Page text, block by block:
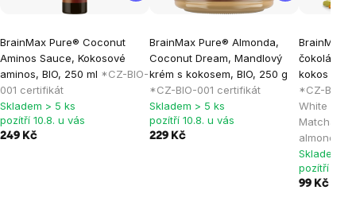
BrainMax Pure® Coconut
Aminos Sauce, Kokosové
aminos, BIO, 250 ml *CZ-BIO-
001 certifikát
Skladem > 5 ks
pozítří 10.8. u vás
249 Kč
BrainMax Pure® Almonda,
Coconut Dream, Mandlový
krém s kokosem, BIO, 250 g
*CZ-BIO-001 certifikát
Skladem > 5 ks
pozítří 10.8. u vás
229 Kč
BrainMax
čokoláda
kokos a
*CZ-BIO-
White
Matcha,
almonds
Skladem >
pozítří
99 Kč